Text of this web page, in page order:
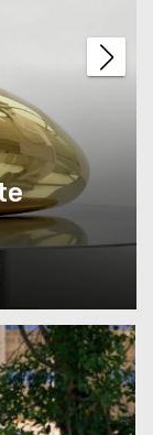
beim
ein Kessel